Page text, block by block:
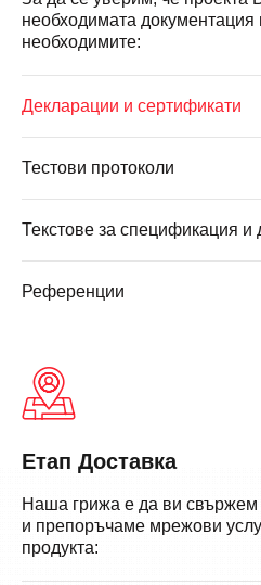
необходимата
необходимите:
Декларации и сертификати
Тестови протоколи
Текстове за спецификация и
Референции
Етап Доставка
Наша грижа е да ви свържем
и препоръчаме мрежови
продукта: